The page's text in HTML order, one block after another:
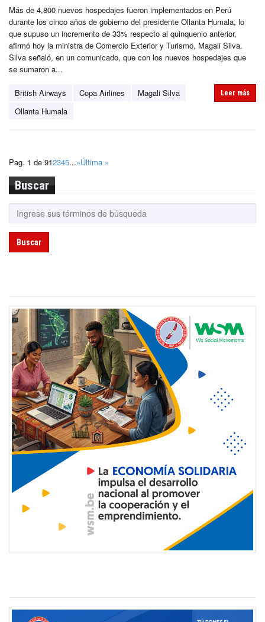
Más de 4,800 nuevos hospedajes fueron implementados en Perú
durante los cinco años de gobierno del presidente Ollanta Humala, lo
que supuso un incremento de 33% respecto al quinquenio anterior,
afirmó hoy la ministra de Comercio Exterior y Turismo, Magali Silva.
Silva señaló, en un comunicado, que con los nuevos hospedajes que
se sumaron a...
British Airways Copa Airlines
Magali Silva
Ollanta Humala
Leer más
Pag. 1 de 912345...»Última »
Buscar
Buscar